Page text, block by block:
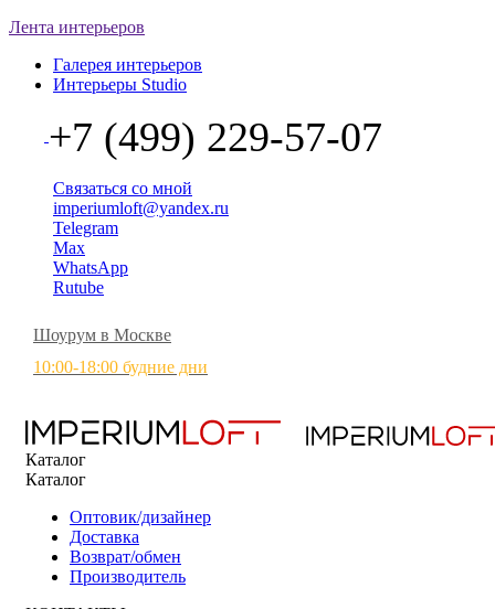
Лента интерьеров
Галерея интерьеров
Интерьеры Studio
+7 (499) 229-57-07
Связаться со мной
imperiumloft@yandex.ru
Telegram
Max
WhatsApp
Rutube
Шоурум в Москве
10:00-18:00 будние дни
Каталог
Каталог
Оптовик/дизайнер
Доставка
Возврат/обмен
Производитель